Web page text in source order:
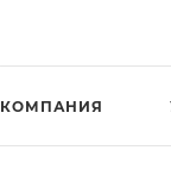
КОМПАНИЯ